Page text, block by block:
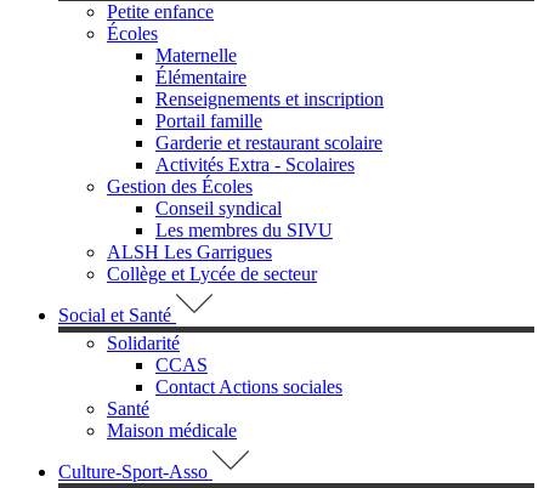
Petite enfance
Écoles
Maternelle
Élémentaire
Renseignements et inscription
Portail famille
Garderie et restaurant scolaire
Activités Extra - Scolaires
Gestion des Écoles
Conseil syndical
Les membres du SIVU
ALSH Les Garrigues
Collège et Lycée de secteur
Social et Santé
Solidarité
CCAS
Contact Actions sociales
Santé
Maison médicale
Culture-Sport-Asso